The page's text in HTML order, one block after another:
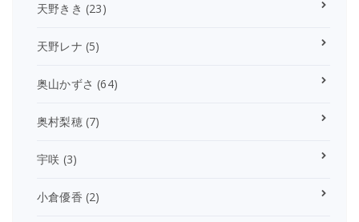
天野きき (23)
天野レナ (5)
奥山かずさ (64)
奥村梨穂(7)
宇咲 (3)
小倉優香 (2)